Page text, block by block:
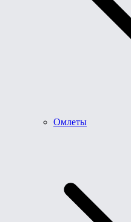
Омлеты